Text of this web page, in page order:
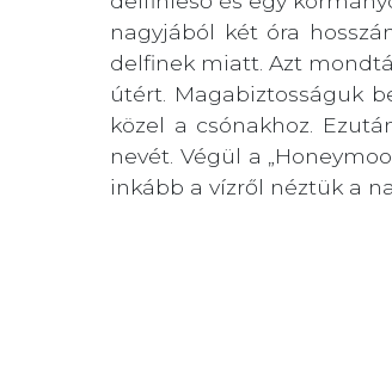
nagyjából két óra
delfinek miatt. Azt
útért. Magabiztosságuk
közel a csónakhoz.
nevét. Végül a
inkább a vízről néztük a